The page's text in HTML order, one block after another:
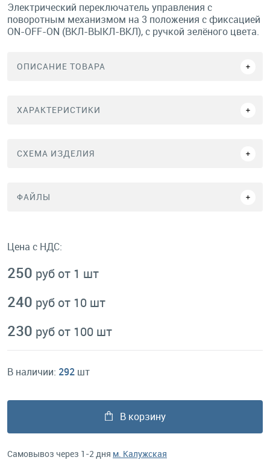
Электрический переключатель управления с
поворотным механизмом на 3 положения с фиксацией
ON-OFF-ON (ВКЛ-ВЫКЛ-ВКЛ), с ручкой зелёного цвета.
ОПИСАНИЕ ТОВАРА
ХАРАКТЕРИСТИКИ
СХЕМА ИЗДЕЛИЯ
ФАЙЛЫ
Цена с НДС:
250 руб от 1 шт
240 руб от 10 шт
230 руб от 100 шт
В наличии: 292 шт
В корзину
Самовывоз через 1-2 дня м. Калужская